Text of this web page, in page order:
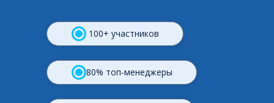
100+ участников
80% топ-менеджеры